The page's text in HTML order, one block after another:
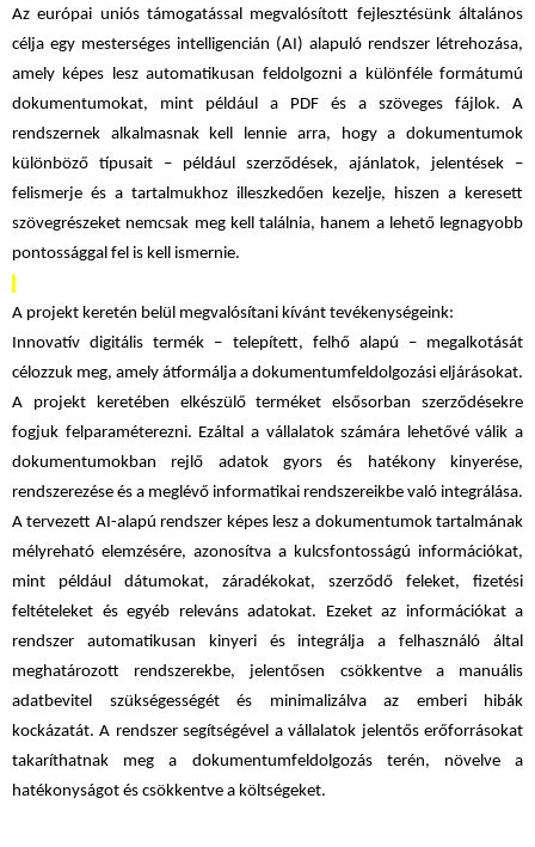
Az európai uniós támogatással megvalósított fejlesztésünk általános
célja egy mesterséges intelligencián (AI) alapuló rendszer létrehozása,
amely képes lesz automatikusan feldolgozni a különféle formátumú
dokumentumokat, mint például a PDF és a szöveges fájlok. A
rendszernek alkalmasnak kell lennie arra, hogy a dokumentumok
különböző típusait – például szerződések, ajánlatok, jelentések –
felismerje és a tartalmukhoz illeszkedően kezelje, hiszen a keresett
szövegrészeket nemcsak meg kell találnia, hanem a lehető legnagyobb
pontossággal fel is kell ismernie.
A projekt keretén belül megvalósítani kívánt tevékenységeink:
Innovatív digitális termék – telepített, felhő alapú – megalkotását
célozzuk meg, amely átformálja a dokumentumfeldolgozási eljárásokat.
A projekt keretében elkészülő terméket elsősorban szerződésekre
fogjuk felparaméterezni. Ezáltal a vállalatok számára lehetővé válik a
dokumentumokban rejlő adatok gyors és hatékony kinyerése,
rendszerezése és a meglévő informatikai rendszereikbe való integrálása.
A tervezett AI-alapú rendszer képes lesz a dokumentumok tartalmának
mélyreható elemzésére, azonosítva a kulcsfontosságú információkat,
mint például dátumokat, záradékokat, szerződő feleket, fizetési
feltételeket és egyéb releváns adatokat. Ezeket az információkat a
rendszer automatikusan kinyeri és integrálja a felhasználó által
meghatározott rendszerekbe, jelentősen csökkentve a manuális
adatbevitel szükségességét és minimalizálva az emberi hibák
kockázatát. A rendszer segítségével a vállalatok jelentős erőforrásokat
takaríthatnak meg a dokumentumfeldolgozás terén, növelve a
hatékonyságot és csökkentve a költségeket.